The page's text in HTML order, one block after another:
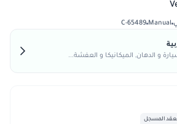
Manual
C-65489
و الدهان, الميكانيكا و العفشة...
المسجل